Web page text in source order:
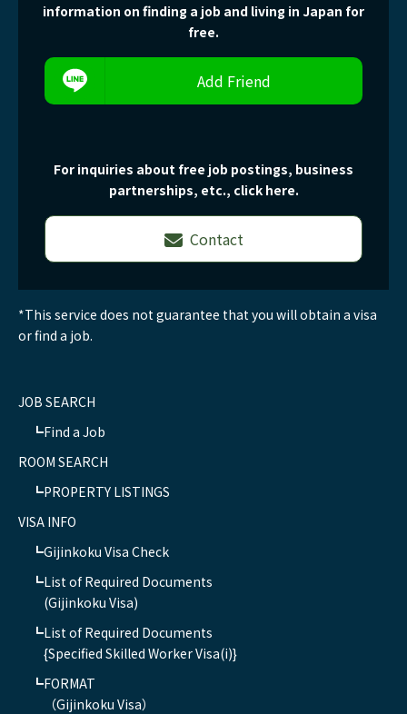
information on finding a job and living in Japan for
free.
Add Friend
For inquiries about free job postings, business
partnerships, etc., click here.
Contact
*This service does not guarantee that you will obtain a visa
or find a job.
JOB SEARCH
Find a Job
ROOM SEARCH
PROPERTY LISTINGS
VISA INFO
Gijinkoku Visa Check
List of Required Documents
(Gijinkoku Visa)
List of Required Documents
{Specified Skilled Worker Visa(i)}
FORMAT
（Gijinkoku Visa）